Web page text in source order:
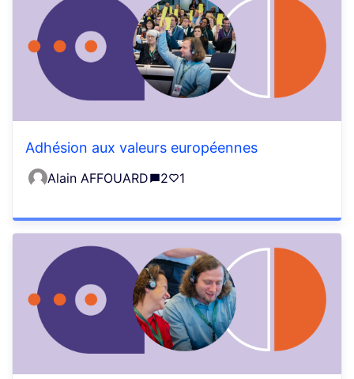
Adhésion aux valeurs européennes
Alain AFFOUARD 2 1